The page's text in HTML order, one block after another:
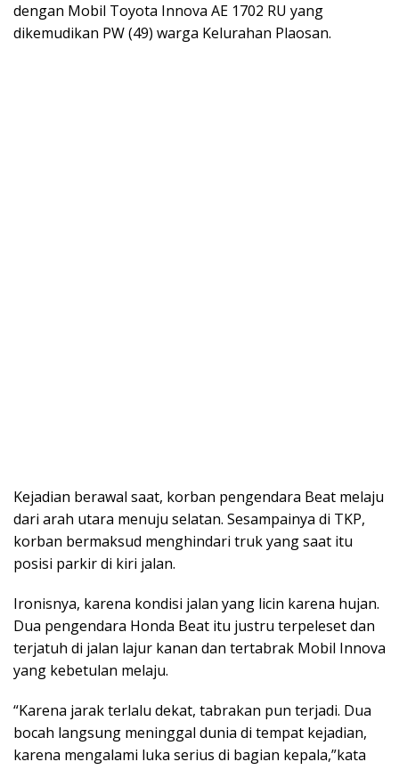
dengan Mobil Toyota Innova AE 1702 RU yang
dikemudikan PW (49) warga Kelurahan Plaosan.
Kejadian berawal saat, korban pengendara Beat melaju
dari arah utara menuju selatan. Sesampainya di TKP,
korban bermaksud menghindari truk yang saat itu
posisi parkir di kiri jalan.
Ironisnya, karena kondisi jalan yang licin karena hujan.
Dua pengendara Honda Beat itu justru terpeleset dan
terjatuh di jalan lajur kanan dan tertabrak Mobil Innova
yang kebetulan melaju.
“Karena jarak terlalu dekat, tabrakan pun terjadi. Dua
bocah langsung meninggal dunia di tempat kejadian,
karena mengalami luka serius di bagian kepala,”kata